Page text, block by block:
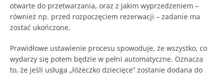
otwarte do przetwarzania, oraz z jakim wyprzedzeniem –
również np. przed rozpoczęciem rezerwacji – zadanie ma
zostać ukończone.
Prawidłowe ustawienie procesu spowoduje, że wszystko, co
wydarzy się potem będzie w pełni automatyczne. Oznacza
to, że jeśli usługa „łóżeczko dziecięce” zostanie dodana do